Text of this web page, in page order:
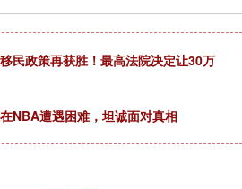
民政策再获胜！最高法院决定让30万
NBA遭遇困难，坦诚面对真相